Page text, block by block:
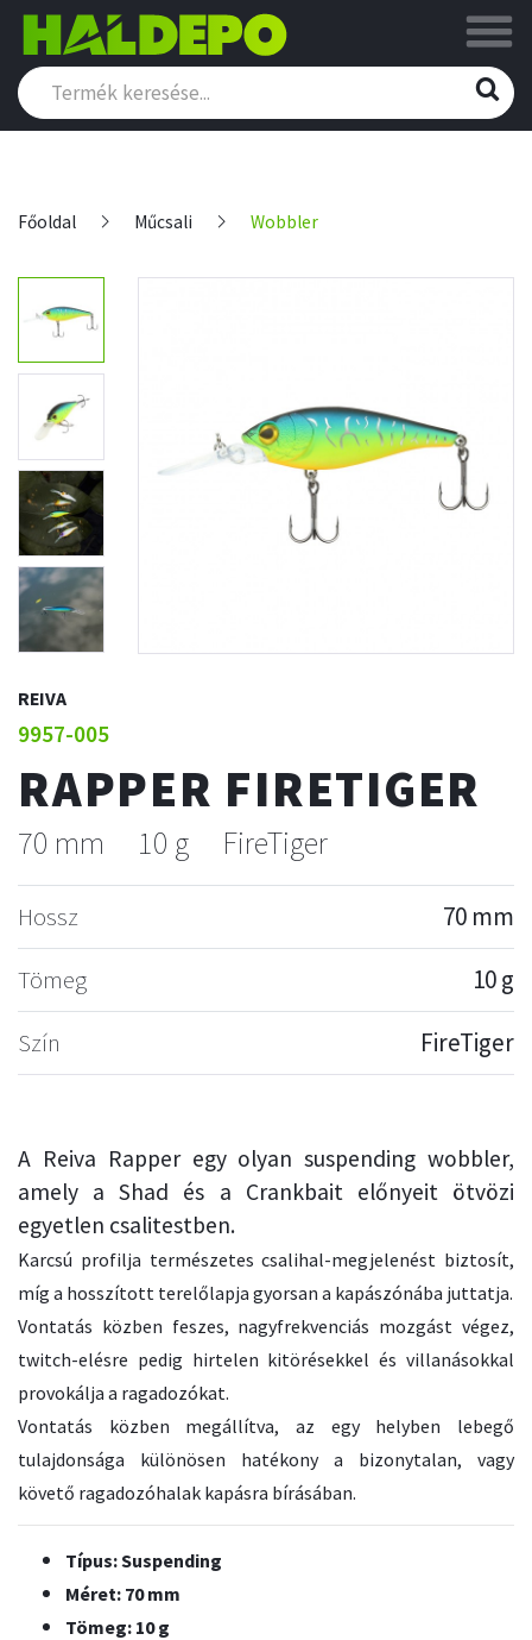
Főoldal Műcsali Wobbler
REIVA
9957-005
RAPPER FIRETIGER
70 mm 10 g FireTiger
Hossz
70 mm
Tömeg
10 g
Szín
FireTiger
A Reiva Rapper egy olyan suspending wobbler,
amely a Shad és a Crankbait előnyeit ötvözi
egyetlen csalitestben.
Karcsú profilja természetes csalihal-megjelenést biztosít,
míg a hosszított terelőlapja gyorsan a kapászónába juttatja.
Vontatás közben feszes, nagyfrekvenciás mozgást végez,
twitch-elésre pedig hirtelen kitörésekkel és villanásokkal
provokálja a ragadozókat.
Vontatás közben megállítva, az egy helyben lebegő
tulajdonsága különösen hatékony a bizonytalan, vagy
követő ragadozóhalak kapásra bírásában.
Típus: Suspending
Méret: 70 mm
Tömeg: 10 g